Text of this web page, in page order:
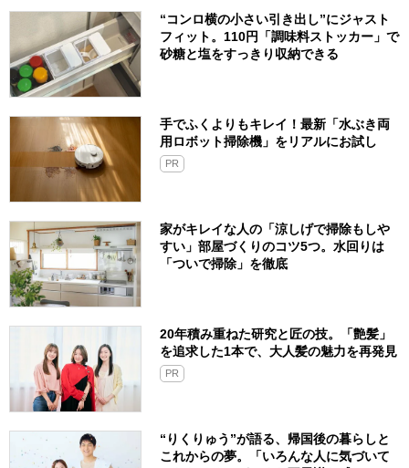
“コンロ横の小さい引き出し”にジャスト
フィット。110円「調味料ストッカー」で
砂糖と塩をすっきり収納できる
手でふくよりもキレイ！最新「水ぶき両
用ロボット掃除機」をリアルにお試し
PR
家がキレイな人の「涼しげで掃除もしや
すい」部屋づくりのコツ5つ。水回りは
「ついで掃除」を徹底
20年積み重ねた研究と匠の技。「艶髪」
を追求した1本で、大人髪の魅力を再発見
PR
“りくりゅう”が語る、帰国後の暮らしと
これからの夢。「いろんな人に気づいて